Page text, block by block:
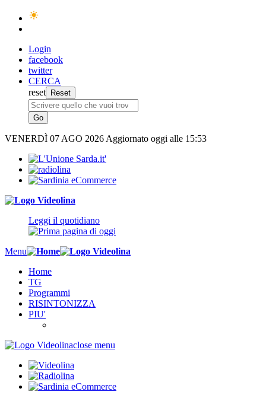
Login
facebook
twitter
CERCA
reset
VENERDÌ 07 AGO 2026 Aggiornato oggi alle 15:53
Leggi il quotidiano
Menu
Home
TG
Programmi
RISINTONIZZA
PIU'
close menu